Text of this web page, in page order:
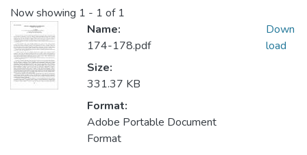
Now showing 1 - 1 of 1
Name:
174-178.pdf
Size:
331.37 KB
Format:
Adobe Portable Document
Format
Down
load